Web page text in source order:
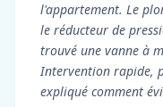
l'appartement. Le
le réducteur de
trouvé une vanne à
Intervention rapide,
expliqué comment